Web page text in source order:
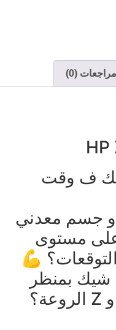
مراجعات (0)
ف وقت
و جسم معدني
مستوى
بمنظر
حديث بلوجو اتش بي و Z الروعة؟